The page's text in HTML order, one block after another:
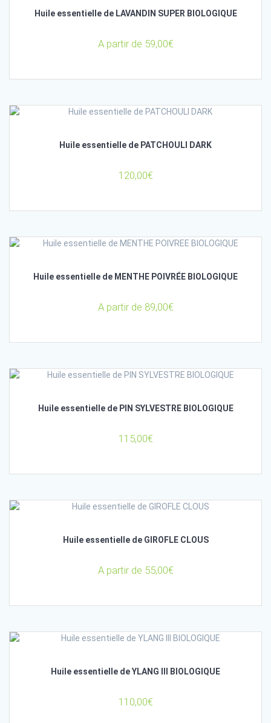
Huile essentielle de LAVANDIN SUPER BIOLOGIQUE
A partir de 59,00€
Huile essentielle de PATCHOULI DARK
120,00€
Huile essentielle de MENTHE POIVRÉE BIOLOGIQUE
A partir de 89,00€
Huile essentielle de PIN SYLVESTRE BIOLOGIQUE
115,00€
Huile essentielle de GIROFLE CLOUS
A partir de 55,00€
Huile essentielle de YLANG III BIOLOGIQUE
110,00€